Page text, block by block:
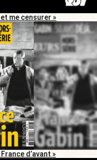
et me censurer »
d’avant »